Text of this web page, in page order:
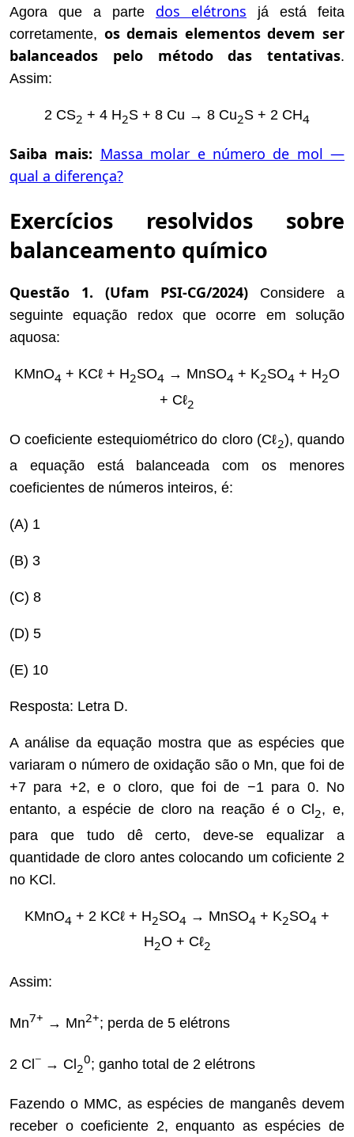
Agora que a parte dos elétrons já está feita
corretamente, os demais elementos devem ser
balanceados pelo método das tentativas.
Assim:
2 CS2 + 4 H2S + 8 Cu → 8 Cu2S + 2 CH4
Saiba mais: Massa molar e número de mol —
qual a diferença?
Exercícios resolvidos sobre
balanceamento químico
Questão 1. (Ufam PSI-CG/2024) Considere a
seguinte equação redox que ocorre em solução
aquosa:
KMnO4 + KCℓ + H2SO4 → MnSO4 + K2SO4 + H2O
+ Cℓ2
O coeficiente estequiométrico do cloro (Cℓ2), quando
a equação está balanceada com os menores
coeficientes de números inteiros, é:
(A) 1
(B) 3
(C) 8
(D) 5
(E) 10
Resposta: Letra D.
A análise da equação mostra que as espécies que
variaram o número de oxidação são o Mn, que foi de
+7 para +2, e o cloro, que foi de −1 para 0. No
entanto, a espécie de cloro na reação é o Cl 2, e,
para que tudo dê certo, deve-se equalizar a
quantidade de cloro antes colocando um coficiente 2
no KCl.
KMnO4 + 2 KCℓ + H2SO4 → MnSO4 + K2SO4 +
H2O + Cℓ2
Assim:
Mn7+ → Mn2+; perda de 5 elétrons
2 Cl− → Cl2
0; ganho total de 2 elétrons
Fazendo o MMC, as espécies de manganês devem
receber o coeficiente 2, enquanto as espécies de